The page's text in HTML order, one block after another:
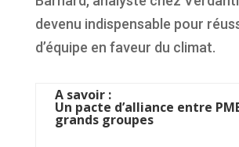
devenu indispensable pour
d’équipe en faveur du climat.
A savoir :
Un pacte d’alliance entre
grands groupes